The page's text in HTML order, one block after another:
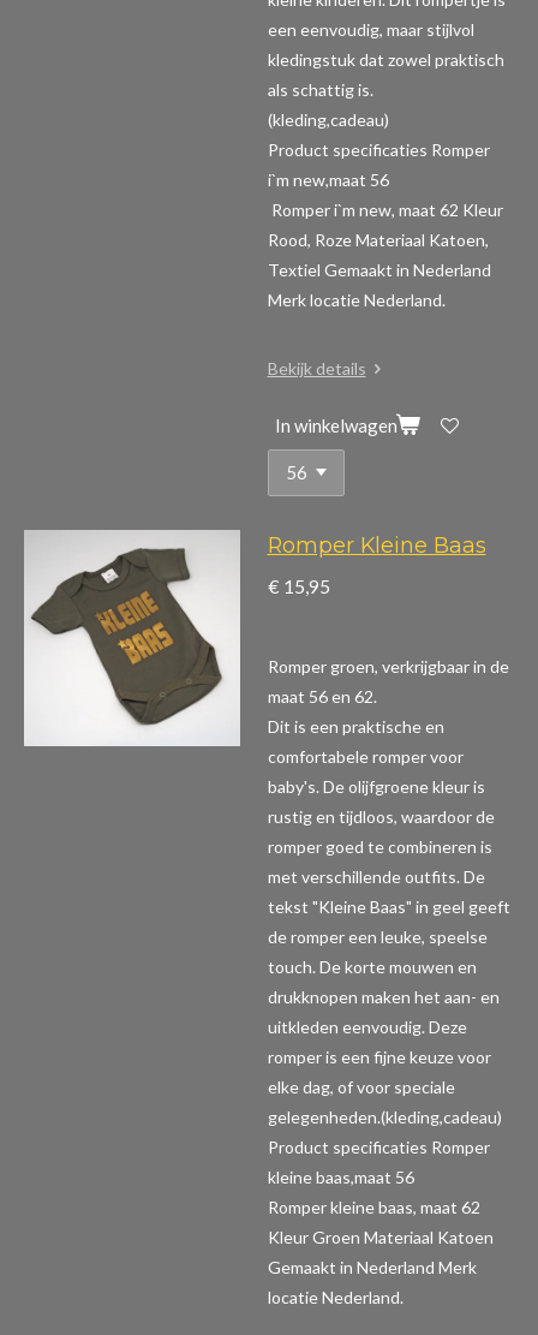
een eenvoudig, maar stijlvol
kledingstuk dat zowel praktisch
als schattig is.
(kleding,cadeau)
Product specificaties Romper
i`m new,maat 56
Romper i`m new, maat 62 Kleur
Rood, Roze Materiaal Katoen,
Textiel Gemaakt in Nederland
Merk locatie Nederland.
Bekijk details
In winkelwagen
Romper Kleine Baas
€ 15,95
Romper groen, verkrijgbaar in de
maat 56 en 62.
Dit is een praktische en
comfortabele romper voor
baby's. De olijfgroene kleur is
rustig en tijdloos, waardoor de
romper goed te combineren is
met verschillende outfits. De
tekst "Kleine Baas" in geel geeft
de romper een leuke, speelse
touch. De korte mouwen en
drukknopen maken het aan- en
uitkleden eenvoudig. Deze
romper is een fijne keuze voor
elke dag, of voor speciale
gelegenheden.(kleding,cadeau)
Product specificaties Romper
kleine baas,maat 56
Romper kleine baas, maat 62
Kleur Groen Materiaal Katoen
Gemaakt in Nederland Merk
locatie Nederland.